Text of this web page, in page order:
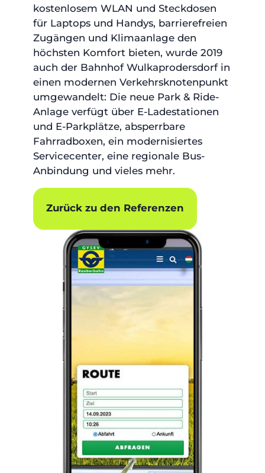
kostenlosem WLAN und Steckdosen
für Laptops und Handys, barrierefreien
Zugängen und Klimaanlage den
höchsten Komfort bieten, wurde 2019
auch der Bahnhof Wulkaprodersdorf in
einen modernen Verkehrsknotenpunkt
umgewandelt: Die neue Park & Ride-
Anlage verfügt über E-Ladestationen
und E-Parkplätze, absperrbare
Fahrradboxen, ein modernisiertes
Servicecenter, eine regionale Bus-
Anbindung und vieles mehr.
Zurück zu den Referenzen